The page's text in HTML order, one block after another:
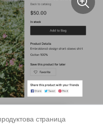
страница